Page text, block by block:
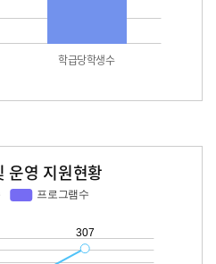
학급당학생수
운영 지원현황